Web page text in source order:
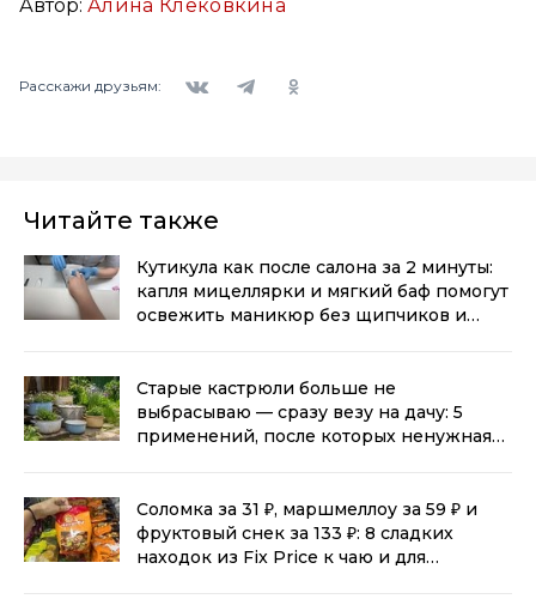
Автор: Алина Клековкина
Расскажи друзьям:
Читайте также
Кутикула как после салона за 2 минуты:
капля мицеллярки и мягкий баф помогут
освежить маникюр без щипчиков и
Старые кастрюли больше не
выбрасываю — сразу везу на дачу: 5
применений, после которых ненужная
Соломка за 31 ₽, маршмеллоу за 59 ₽ и
фруктовый снек за 133 ₽: 8 сладких
находок из Fix Price к чаю и для